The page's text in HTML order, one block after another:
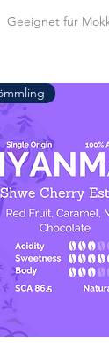
Geeignet für